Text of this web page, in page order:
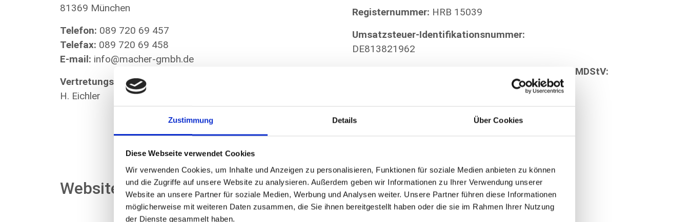
Zustimmung Details Über Cookies
Diese Webseite verwendet Cookies
Wir verwenden Cookies, um Inhalte und Anzeigen zu personalisieren, Funktionen für soziale Medien anbieten zu können
und die Zugriffe auf unsere Website zu analysieren. Außerdem geben wir Informationen zu Ihrer Verwendung unserer
Website an unsere Partner für soziale Medien, Werbung und Analysen weiter. Unsere Partner führen diese Informationen
möglicherweise mit weiteren Daten zusammen, die Sie ihnen bereitgestellt haben oder die sie im Rahmen Ihrer Nutzung
der Dienste gesammelt haben.
81369 München
Telefon: 089 720 69 457
Telefax: 089 720 69 458
E-mail: info@macher-gmbh.de
Vertretungsberechtige Geschäftsführer:
H. Eichler
Registernummer: HRB 15039
Umsatzsteuer-Identifikationsnummer:
DE813821962
Inhaltlich Verantwortlicher gemäß § 10 Absatz 3 MDStV:
Website Konzept & Realisierung